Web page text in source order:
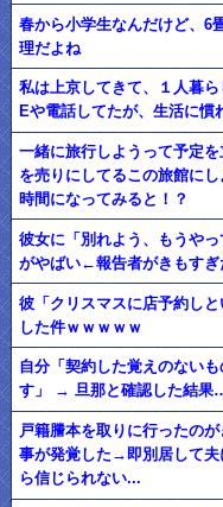
春から小学生なんだけど、6
理だよね
私は上京してきて、１人暮
Eや電話してたが、生活に慣
一緒に旅行しようって予定
を売りにしてるこの旅館に
時間になってみると！？
彼女に「別れよう、もうや
がやばい←報告者がきもすぎ
彼「クリスマスに店予約し
した件ｗｗｗｗｗ
自分「契約した覚えのない
す」 → 旦那と確認した結果
戸籍謄本を取りに行ったの
事が発覚した→即別居して夫
ら信じられない...